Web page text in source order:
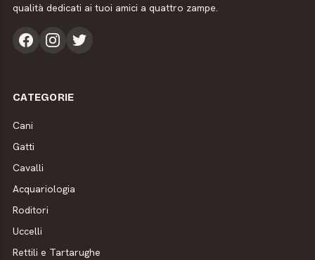
qualità dedicati ai tuoi amici a quattro zampe.
CATEGORIE
Cani
Gatti
Cavalli
Acquariologia
Roditori
Uccelli
Rettili e Tartarughe